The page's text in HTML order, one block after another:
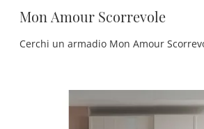
Mon Amour Scorrevole